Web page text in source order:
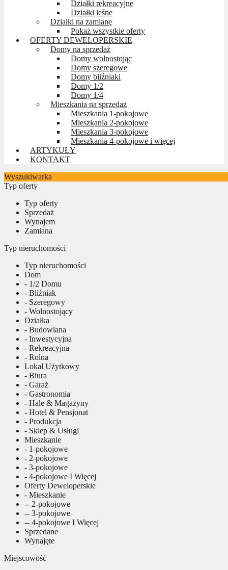
Działki rekreacyjne
Działki leśne
Działki na zamianę
Pokaż wszystkie oferty
OFERTY DEWELOPERSKIE
Domy na sprzedaż
Domy wolnostojąc
Domy szeregowe
Domy bliźniaki
Domy 1/2
Domy 1/4
Mieszkania na sprzedaż
Mieszkania 1-pokojowe
Mieszkania 2-pokojowe
Mieszkania 3-pokojowe
Mieszkania 4-pokojowe i więcej
ARTYKUŁY
KONTAKT
Wyszukiwarka
Typ oferty
Typ oferty
Sprzedaż
Wynajem
Zamiana
Typ nieruchomości
Typ nieruchomości
Dom
- 1/2 Domu
- Bliźniak
- Szeregowy
- Wolnostojący
Działka
- Budowlana
- Inwestycyjna
- Rekreacyjna
- Rolna
Lokal Użytkowy
- Biura
- Garaż
- Gastronomia
- Hale & Magazyny
- Hotel & Pensjonat
- Produkcja
- Sklep & Usługi
Mieszkanie
- 1-pokojowe
- 2-pokojowe
- 3-pokojowe
- 4-pokojowe I Więcej
Oferty Deweloperskie
- Mieszkanie
-- 2-pokojowe
-- 3-pokojowe
-- 4-pokojowe I Więcej
Sprzedane
Wynajęte
Miejscowość